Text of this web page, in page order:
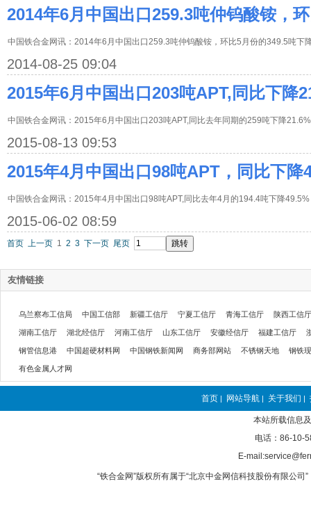
2014年6月中国出口259.3吨仲钨酸铵，
中国铁合金网讯：2014年6月中国出口259.3吨仲钨酸铵，环比5月份的349.5吨下
2014-08-25 09:04
2015年6月中国出口203吨APT,同比下降
中国铁合金网讯：2015年6月中国出口203吨APT,同比去年同期的259吨下降
2015-08-13 09:53
2015年4月中国出口98吨APT，同比下降
中国铁合金网讯：2015年4月中国出口98吨APT,同比去年4月的194.4吨下降
2015-06-02 08:59
首页 上一页 1 2 3 下一页 尾页
友情链接
乌兰察布工信局 中国工信部 新疆工信厅 宁夏工信厅 青海工信厅 陕西工信厅
湖南工信厅 湖北经信厅 河南工信厅 山东工信厅 安徽经信厅 福建工信厅
钢管信息港 中国超硬材料网 中国钢铁新闻网 商务部网站 不锈钢天地 钢铁
有色金属人才网
首页 | 网站导航 | 关于我们 |
本站所载信息
电话：86-10-
E-
“铁合金网”版权所有属于“北京中金网信科技股份有限公司